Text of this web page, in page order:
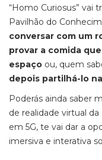
“Homo Curiosus” vai
Pavilhão do
conversar com um
provar a comida
espaço ou, quem
depois partilhá-lo
Poderás ainda saber
de realidade virtual
em 5G, te vai dar a
imersiva e interativa